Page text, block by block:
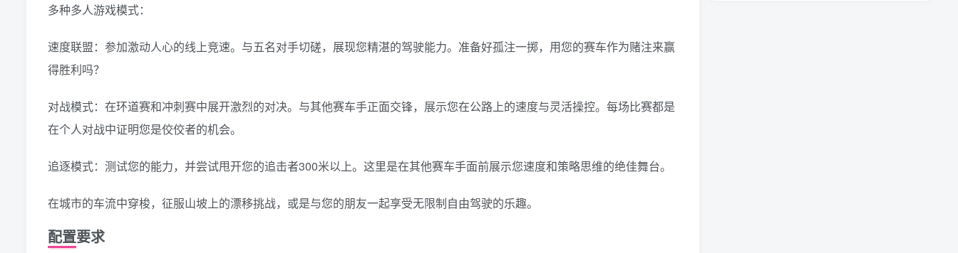
多种多人游戏模式：
速度联盟：参加激动人心的线上竞速。与五名对手切磋，展现您精湛的驾驶能力。准备好孤注一掷，用您的赛车作为赌注来赢
得胜利吗？
对战模式：在环道赛和冲刺赛中展开激烈的对决。与其他赛车手正面交锋，展示您在公路上的速度与灵活操控。每场比赛都是
在个人对战中证明您是佼佼者的机会。
追逐模式：测试您的能力，并尝试甩开您的追击者300米以上。这里是在其他赛车手面前展示您速度和策略思维的绝佳舞台。
在城市的车流中穿梭，征服山坡上的漂移挑战，或是与您的朋友一起享受无限制自由驾驶的乐趣。
配置要求